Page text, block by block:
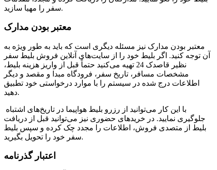
سفر را مهیا سازید.
معتبر بودن مدارک
معتبر بودن مدارک نیز مسئله دیگری است که باید به طور ویژه به
آن توجه کنید. اگر بلیط خود را از سایت‌های آنلاین فروش بلیط سفر
نظیر قاصدک 24 تهیه می‌کنید حتماً قبل از واریز هزینه بلیط،
مشخصات مسافر، تاریخ سفر، فرودگاه مبدا و مقصد و دیگر
اطلاعات درج شده در سیستم را با موارد درخواستی خود تطبیق
دهید.
جلوگیری نمایید. در خریدهای حضوری نیز می‌توانید قبل از دریافت
بلیط از متصدی فروش، اطلاعات را مجدد چک کرده و سپس بلیط
سفر خود را تحویل بگیرید.